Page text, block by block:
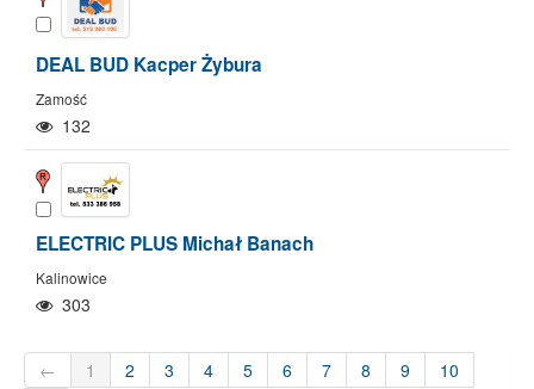
DEAL BUD Kacper Żybura
Zamość
132
ELECTRIC PLUS Michał Banach
Kalinowice
303
← 1 2 3 4 5 6 7 8 9 10